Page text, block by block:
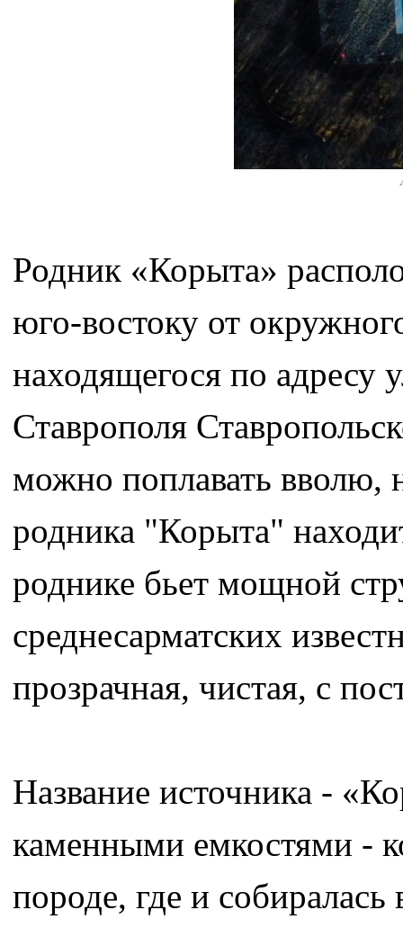
Родник «Корыта»
юго-востоку от
находящегося по адресу
Ставрополя
можно поплавать вволю,
родника "Корыта"
роднике бьет мощной
среднесарматских
прозрачная, чистая, с
Название источника -
каменными емкостями -
породе, где и